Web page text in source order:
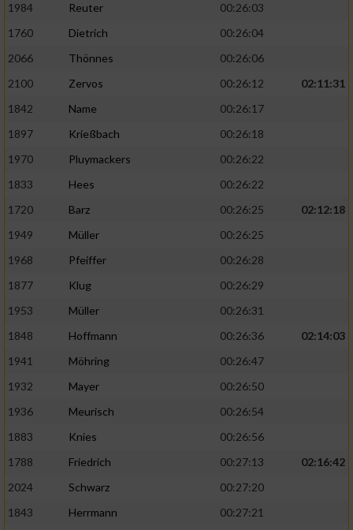
1984
Reuter
00:26:03
1760
Dietrich
00:26:04
2066
Thönnes
00:26:06
2100
Zervos 00:26:12
02:11:31
1842
Name
00:26:17
1897
Krießbach
00:26:18
1970
Pluymackers
00:26:22
1833
Hees
00:26:22
1720
Barz 00:26:25
02:12:18
1949
Müller
00:26:25
1968
Pfeiffer
00:26:28
1877
Klug
00:26:29
1953
Müller
00:26:31
1848
Hoffmann 00:26:36
02:14:03
1941
Möhring
00:26:47
1932
Mayer
00:26:50
1936
Meurisch
00:26:54
1883
Knies
00:26:56
1788
Friedrich 00:27:13
02:16:42
2024
Schwarz
00:27:20
1843
Herrmann
00:27:21